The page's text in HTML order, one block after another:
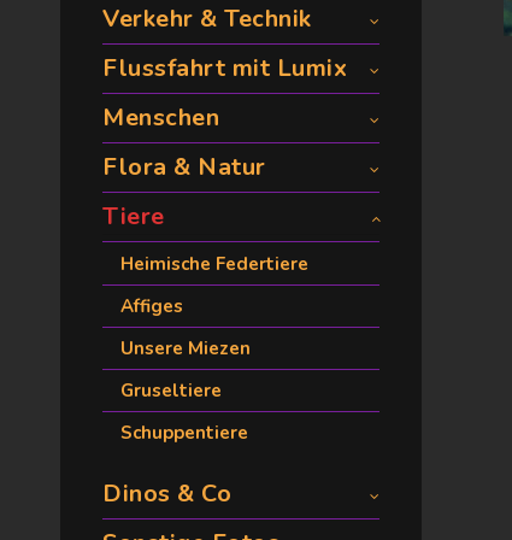
Verkehr & Technik
Flussfahrt mit Lumix
Menschen
Flora & Natur
Tiere
Heimische Federtiere
Affiges
Unsere Miezen
Gruseltiere
Schuppentiere
Dinos & Co